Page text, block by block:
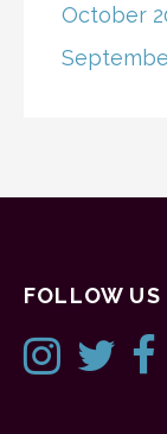
October
FOLLOW US